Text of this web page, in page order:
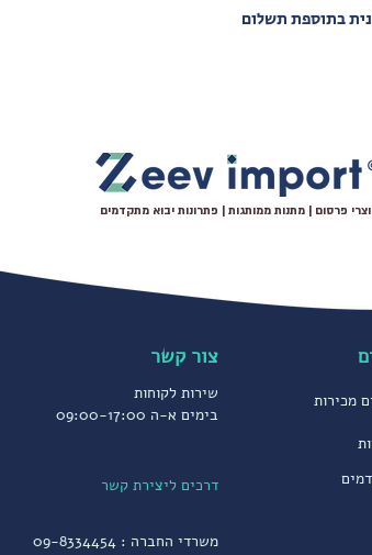
בתוספת תשלום
פרסום | מתנות ממותגות | פתרונות יבוא מתקדמים
שירות לקוחות
בימים א-ה 09:00-17:00
דרכים ליצירת קשר
משרדי החברה : 09-8334454
מכירות
צור קשר